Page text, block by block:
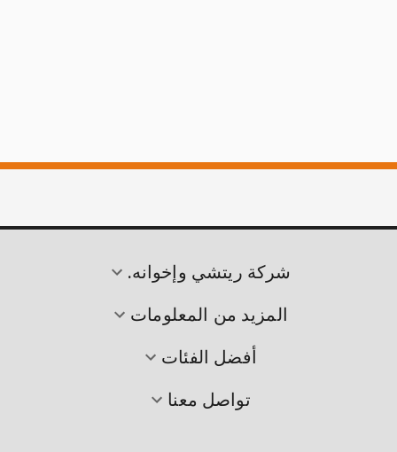
شركة ريتشي وإخوانه.
المزيد من المعلومات
أفضل الفئات
تواصل معنا